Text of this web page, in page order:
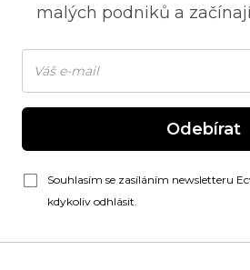
malých podniků a
Odebírat
Souhlasím se zasíláním newsletteru
kdykoliv odhlásit.